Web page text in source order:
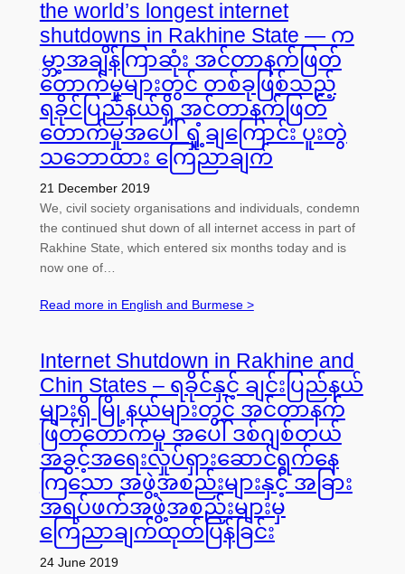
the world’s longest internet
shutdowns in Rakhine State — က
မ္ဘာ့အချိန်ကြာဆုံး အင်တာနက်ဖြတ်
တောက်မှုများတွင် တစ်ခုဖြစ်သည့်
ရခိုင်ပြည်နယ်ရှိ အင်တာနက်ဖြတ်
တောက်မှုအ​ပေါ် ရှုံ့ချကြောင်း ပူးတွဲ
သဘောထား ကြေညာချက်
21 December 2019
We, civil society organisations and individuals, condemn
the continued shut down of all internet access in part of
Rakhine State, which entered six months today and is
now one of…
Read more in English and Burmese >
Internet Shutdown in Rakhine and
Chin States – ရခိုင်နှင့် ချင်းပြည်နယ်
များရှိ မြို့နယ်များတွင် အင်တာနက်
ဖြတ်တောက်မှု အပေါ် ဒစ်ဂျစ်တယ်
အခွင့်အရေးလှုပ်ရှားဆောင်ရွက်နေ
ကြသော အဖွဲ့အစည်းများနှင့် အခြား
အရပ်ဖက်အဖွဲ့အစည်းများမှ
ကြေညာချက်ထုတ်ပြန်ခြင်း
24 June 2019